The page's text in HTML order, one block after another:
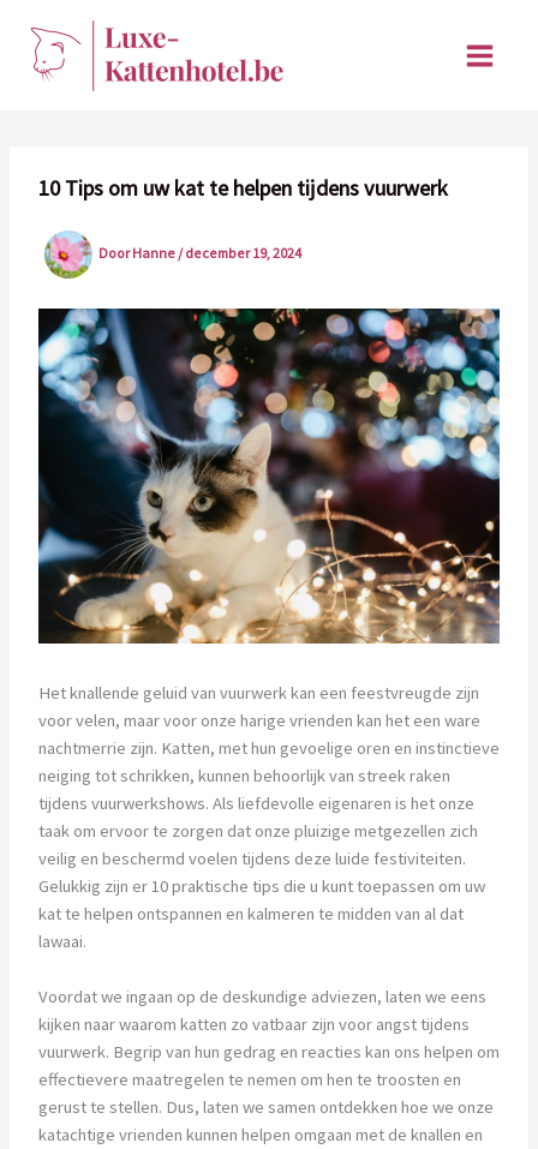
10 Tips om uw kat te helpen tijdens vuurwerk
DoorHanne /december 19, 2024
Het knallende geluid van vuurwerk kan een feestvreugde zijn
voor velen, maar voor onze harige vrienden kan het een ware
nachtmerrie zijn. Katten, met hun gevoelige oren en instinctieve
neiging tot schrikken, kunnen behoorlijk van streek raken
tijdens vuurwerkshows. Als liefdevolle eigenaren is het onze
taak om ervoor te zorgen dat onze pluizige metgezellen zich
veilig en beschermd voelen tijdens deze luide festiviteiten.
Gelukkig zijn er 10 praktische tips die u kunt toepassen om uw
kat te helpen ontspannen en kalmeren te midden van al dat
lawaai.
Voordat we ingaan op de deskundige adviezen, laten we eens
kijken naar waarom katten zo vatbaar zijn voor angst tijdens
vuurwerk. Begrip van hun gedrag en reacties kan ons helpen om
effectievere maatregelen te nemen om hen te troosten en
gerust te stellen. Dus, laten we samen ontdekken hoe we onze
katachtige vrienden kunnen helpen omgaan met de knallen en